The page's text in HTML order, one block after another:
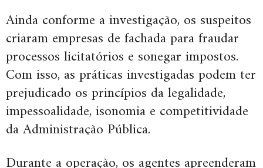
Ainda conforme a investigação, os suspeitos
criaram empresas de fachada para fraudar
processos licitatórios e sonegar impostos.
Com isso, as práticas investigadas podem ter
prejudicado os princípios da legalidade,
impessoalidade, isonomia e competitividade
da Administração Pública.